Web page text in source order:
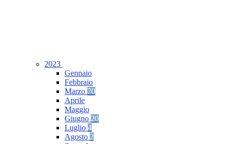
2023
Gennaio
Febbraio
Marzo 70
Aprile
Maggio
Giugno 20
Luglio 4
Agosto 2